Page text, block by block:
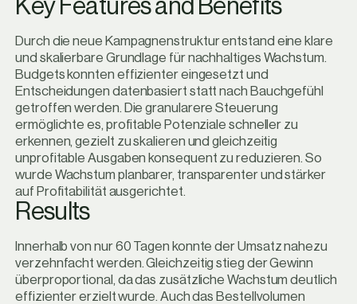
Key Featuresand Benefits
Durch die neue Kampagnenstruktur entstand eine klare
und skalierbare Grundlage für nachhaltiges Wachstum.
Budgets konnten effizienter eingesetzt und
Entscheidungen datenbasiert statt nach Bauchgefühl
getroffen werden. Die granularere Steuerung
ermöglichte es, profitable Potenziale schneller zu
erkennen, gezielt zu skalieren und gleichzeitig
unprofitable Ausgaben konsequent zu reduzieren. So
wurde Wachstum planbarer, transparenter und stärker
auf Profitabilität ausgerichtet.
Resu ts
Innerhalb von nur 60 Tagen konnte der Umsatz nahezu
verzehnfacht werden. Gleichzeitig stieg der Gewinn
überproportional, da das zusätzliche Wachstum deutlich
effizienter erzielt wurde. Auch das Bestellvolumen